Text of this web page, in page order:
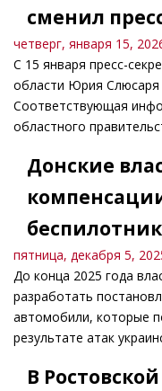
сменил
четверг, января 15,
С 15 января пресс-
области Юрия Слюсаря
Соответствующая
областного
Донские
пятница, декабря 5,
До конца 2025 года
разработать
автомобили, которые
результате атак
В